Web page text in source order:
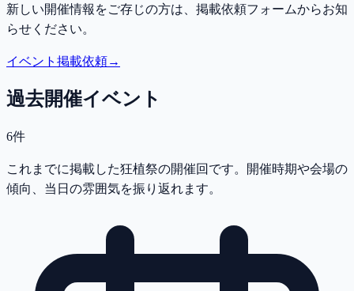
新しい開催情報をご存じの方は、掲載依頼フォームからお知
らせください。
イベント掲載依頼→
過去開催イベント
6件
これまでに掲載した狂植祭の開催回です。開催時期や会場の
傾向、当日の雰囲気を振り返れます。